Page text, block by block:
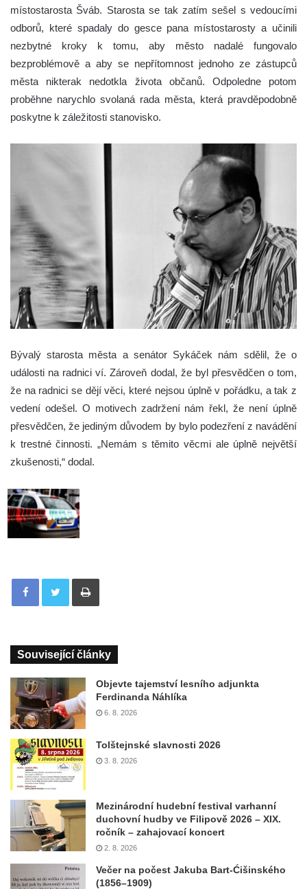
místostarosta Šváb. Starosta se tak zatím sešel s vedoucími
odborů, které spadaly do gesce pana místostarosty a učinili
nezbytné kroky k tomu, aby město nadalé fungovalo
bezproblémově a aby se nepřítomnost jednoho ze zástupců
města nikterak nedotkla života občanů. Odpoledne potom
proběhne narychlo svolaná rada města, která pravděpodobně
poskytne k záležitosti stanovisko.
Bývalý starosta města a senátor Sykáček nám sdělil, že o
události na radnici ví. Zároveň dodal, že byl přesvědčen o tom,
že na radnici se dějí věci, které nejsou úplně v pořádku, a tak z
vedení odešel. O motivech zadržení nám řekl, že není úplně
přesvědčen, že jediným důvodem by bylo podezření z navádění
k trestné činnosti. „Nemám s těmito věcmi ale úplně největší
zkušenosti,“ dodal.
Tisknout
Související články
Objevte tajemství lesního adjunkta
Ferdinanda Náhlíka
6. 8. 2026
Tolštejnské slavnosti 2026
3. 8. 2026
Mezinárodní hudební festival varhanní
duchovní hudby ve Filipově 2026 – XIX.
ročník – zahajovací koncert
2. 8. 2026
Večer na počest Jakuba Bart-Ćišinského
(1856–1909)